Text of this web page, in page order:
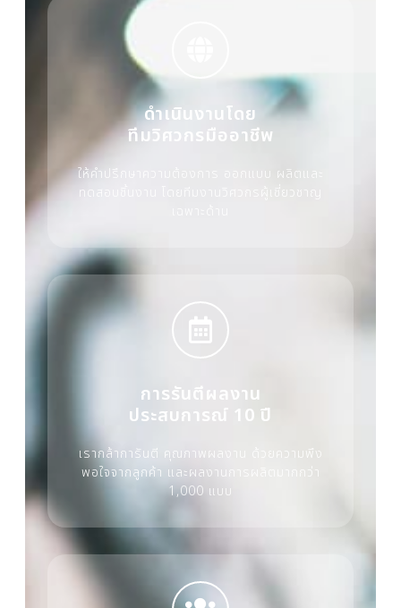
ดำเนินงานโดย
ทีมวิศวกรมืออาชีพ
ให้คำปรึกษาความต้องการ ออกแบบ ผลิตและ
ทดสอบชิ้นงาน โดยทีมงานวิศวกรผู้เชี่ยวชาญ
การรันตีผลงาน
ประสบการณ์ 10 ปี
เรากล้าการันตี คุณภาพผลงาน ด้วยความพึง
พอใจจากลูกค้า และผลงานการผลิตมากกว่า
1,000 แบบ